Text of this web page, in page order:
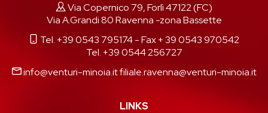
Via Copernico 79, Forlì 47122 (FC)
Via A.Grandi 80 Ravenna -zona Bassette
Tel. +39 0543 795174- Fax + 39 0543 970542
Tel. +39 0544 256727
info@venturi-minoia.itfiliale.ravenna@venturi-minoia.it
LINKS